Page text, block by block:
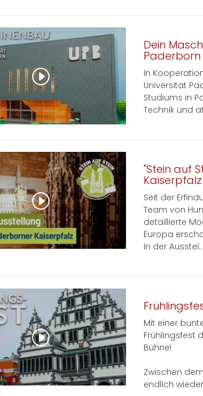
Dein
Paderborn
In
Universität
Studiums in
Technik und
"Stein auf
Seit der
Team von
detaillierte
Europa
In der Ausstel...
Mit einer
Frühlingsfest
Bühne!
Zwischen
endlich